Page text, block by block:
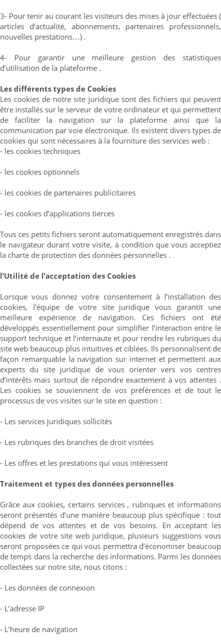
3- Pour tenir au courant les visiteurs des mises à jour effectuées (
articles d’actualité, abonnements, partenaires professionnels,
nouvelles prestations…) .
4- Pour garantir une meilleure gestion des statistiques
d’utilisation de la plateforme .
Les différents types de Cookies
Les cookies de notre site juridique sont des fichiers qui peuvent
être installés sur le serveur de votre ordinateur et qui permettent
de faciliter la navigation sur la plateforme ainsi que la
communication par voie électronique. Ils existent divers types de
cookies qui sont nécessaires à la fourniture des services web :
- les cookies techniques
- les cookies optionnels
- les cookies de partenaires publicitaires
- les cookies d’applications tierces
Tous ces petits fichiers seront automatiquement enregistrés dans
le navigateur durant votre visite, à condition que vous acceptiez
la charte de protection des données personnelles .
l’Utilité de l’acceptation des Cookies
Lorsque vous donnez votre consentement à l’installation des
cookies, l’équipe de votre site juridique vous garantit une
meilleure expérience de navigation. Ces fichiers ont été
développés essentiellement pour simplifier l’interaction entre le
support technique et l’internaute et pour rendre les rubriques du
site web beaucoup plus intuitives et ciblées. Ils personnalisent de
façon remarquable la navigation sur internet et permettent aux
experts du site juridique de vous orienter vers vos centres
d’intérêts mais surtout de répondre exactement à vos attentes .
Les cookies se souviennent de vos préférences et de tout le
processus de vos visites sur le site en question :
- Les services juridiques sollicités
- Les rubriques des branches de droit visitées
- Les offres et les prestations qui vous intéressent
Traitement et types des données personnelles
Grâce aux cookies, certains services , rubriques et informations
seront présentés d’une manière beaucoup plus spécifique : tout
dépend de vos attentes et de vos besoins. En acceptant les
cookies de votre site web juridique, plusieurs suggestions vous
seront proposées ce qui vous permettra d’économiser beaucoup
de temps dans la recherche des informations. Parmi les données
collectées sur notre site, nous citons :
- Les données de connexion
- L’adresse IP
- L’heure de navigation